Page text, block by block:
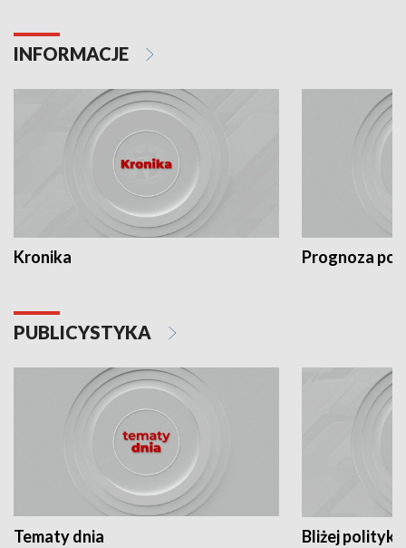
INFORMACJE
Kronika Prognoza
PUBLICYSTYKA
Tematy dnia Bliżej polityki